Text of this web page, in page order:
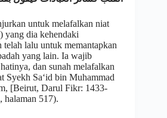
untuk melafalkan niat
yang dia kehendaki
telah lalu untuk memantapkan
yang lain. Ia wajib
dan sunah melafalkan
Syekh Sa‘id bin Muhammad
[Beirut, Darul Fikr: 1433-
517).